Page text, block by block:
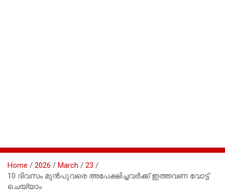
Home 2026 March
23
10 ദി​വ​സം മു​ൻ​പുവ​രെ അ​പേ​ക്ഷി​ച്ച​വ​ർ​ക്ക് ഇ​ത്ത​വ​ണ വോ​ട്ട്
ചെ​യ്യാം